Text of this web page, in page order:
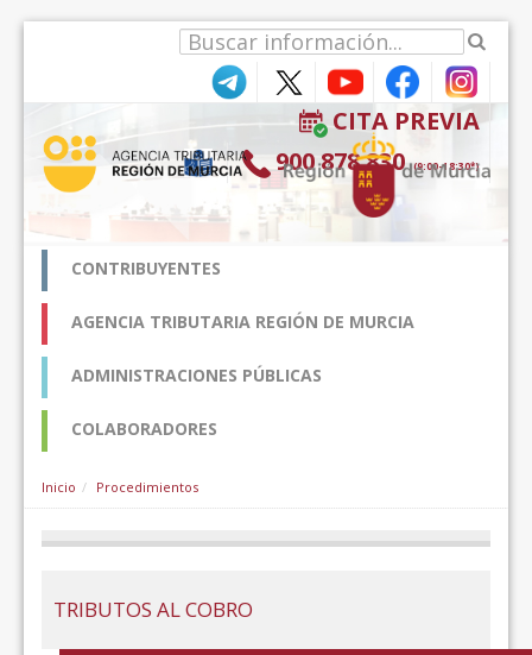
CITA PREVIA
900 878 830 (9:00-18:30*)
CONTRIBUYENTES
AGENCIA TRIBUTARIA REGIÓN DE MURCIA
ADMINISTRACIONES PÚBLICAS
COLABORADORES
Inicio Procedimientos
TRIBUTOS AL COBRO